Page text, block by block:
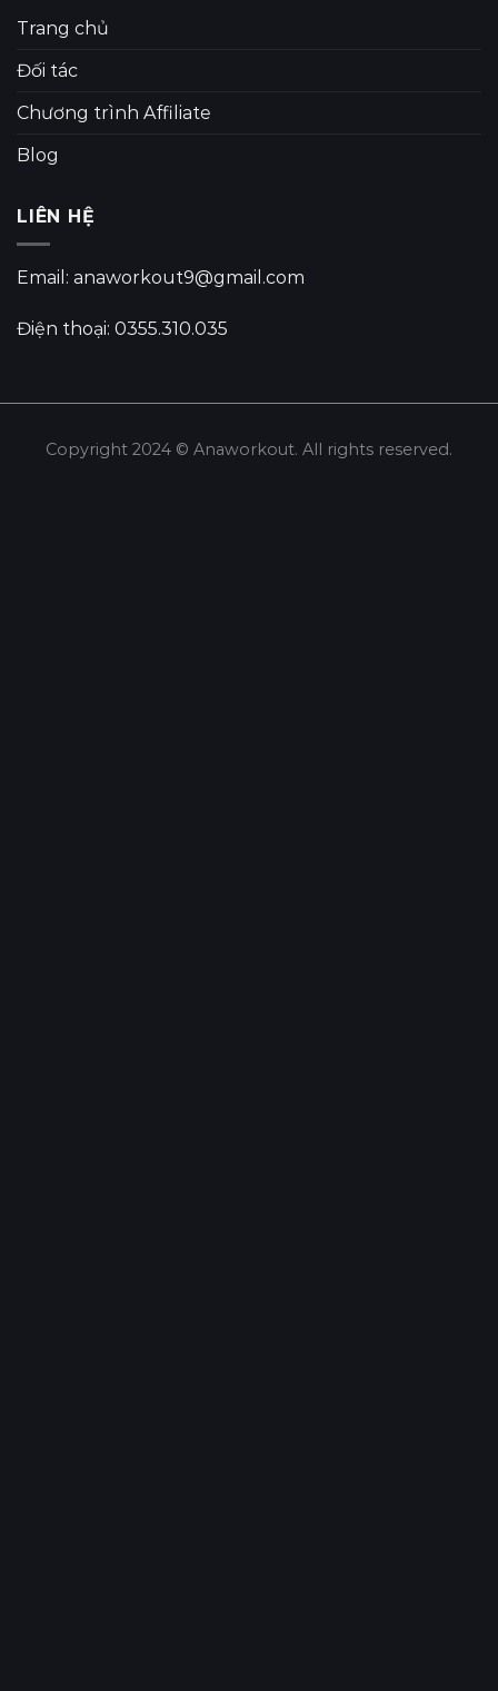
Trang chủ
Đối tác
Chương trình Affiliate
Blog
LIÊN HỆ
Email: anaworkout9@gmail.com
Điện thoại: 0355.310.035
Copyright 2024 © Anaworkout. All rights reserved.